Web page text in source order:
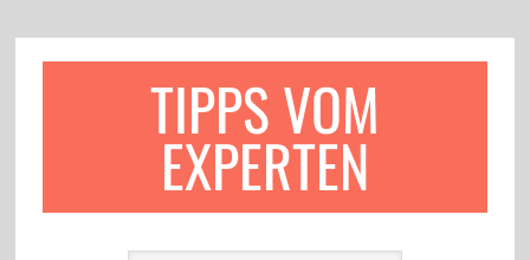
TIPPS VOM
EXPERTEN